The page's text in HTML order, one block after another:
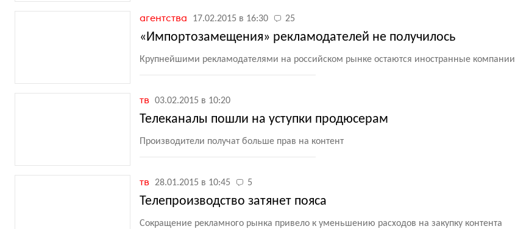
агентства 17.02.2015 в 16:30 25
«Импортозамещения» рекламодателей не получилось
Крупнейшими рекламодателями на российском рынке остаются иностранные компании
тв 03.02.2015 в 10:20
Телеканалы пошли на уступки продюсерам
Производители получат больше прав на контент
тв 28.01.2015 в 10:45 5
Телепроизводство затянет пояса
Сокращение рекламного рынка привело к уменьшению расходов на закупку контента